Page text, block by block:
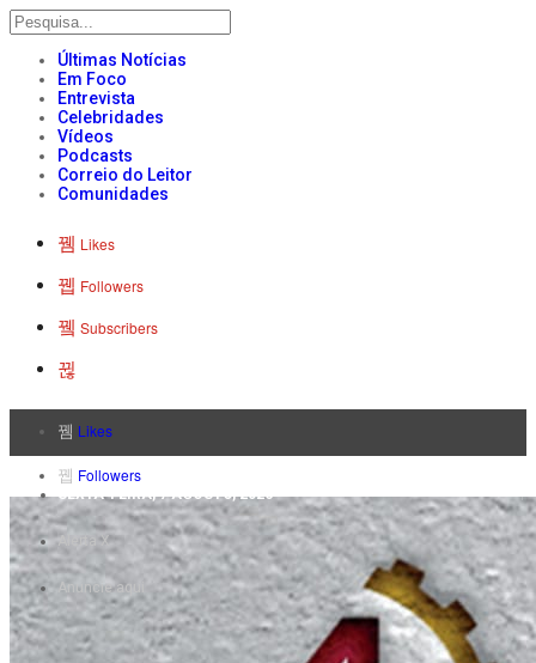
Últimas Notícias
Em Foco
Entrevista
Celebridades
Vídeos
Podcasts
Correio do Leitor
Comunidades
Likes
Followers
Subscribers
Likes
Followers
Subscribers
Followers
SEXTA-FEIRA, 7 AGOSTO, 2026
Alerta X
Anuncie aqui